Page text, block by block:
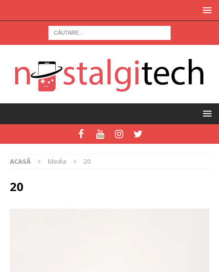
ACASĂ Media 20
20